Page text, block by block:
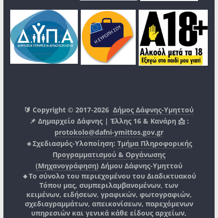
🔰 Copyright © 2017-2026Δήμος Δάφνης-Υμηττού
📌 Δημαρχείο Δάφνης | Έλλης 16 & Κανάρη 📩 :
protokolo@dafni-ymittos.gov.gr
🔹Σχεδιασμός-Υλοποίηση: Τμήμα Πληροφορικής
Προγραμματισμού & Οργάνωσης
(Μηχανογράφηση) Δήμου Δάφνης-Υμηττού
🔸Το σύνολο του περιεχομένου του Διαδικτυακού
Τόπου μας, συμπεριλαμβανομένων, των
κειμένων, ειδήσεων, γραφικών, φωτογραφιών,
σχεδιαγραμμάτων, απεικονίσεων, παρεχόμενων
υπηρεσιών και γενικά κάθε είδους αρχείων,